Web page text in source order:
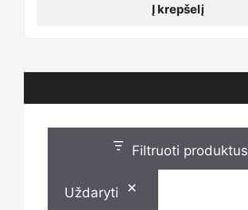
Į krepšelį
Filtruoti produktus
Uždaryti